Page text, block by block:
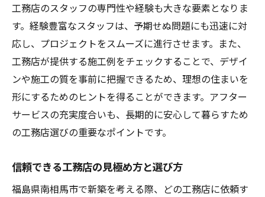
工務店のスタッフの専門性や経験も大きな要素となりま
す。経験豊富なスタッフは、予期せぬ問題にも迅速に対
応し、プロジェクトをスムーズに進行させます。また、
工務店が提供する施工例をチェックすることで、デザイ
ンや施工の質を事前に把握できるため、理想の住まいを
形にするためのヒントを得ることができます。アフター
サービスの充実度合いも、長期的に安心して暮らすため
の工務店選びの重要なポイントです。
信頼できる工務店の見極め方と選び方
福島県南相馬市で新築を考える際、どの工務店に依頼す